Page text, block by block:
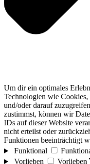
Um dir ein optimales
Technologien wie
und/oder darauf
zustimmst, können wir
IDs auf dieser Website
nicht erteilst oder
Funktionen beeinträchtigt
Funktional
Vorlieben
Vorlieben